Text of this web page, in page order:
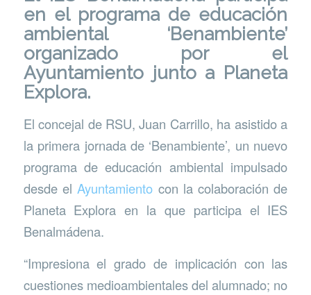
en el programa de educación
ambiental ‘Benambiente’
organizado por el
Ayuntamiento junto a Planeta
Explora.
El concejal de RSU, Juan Carrillo, ha asistido a
la primera jornada de ‘Benambiente’, un nuevo
programa de educación ambiental impulsado
desde elAyuntamiento con la colaboración de
Planeta Explora en la que participa el IES
Benalmádena.
“Impresiona el grado de implicación con las
cuestiones medioambientales del alumnado; no